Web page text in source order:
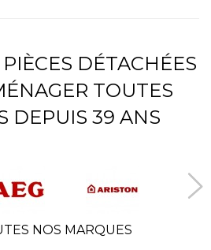
DÉTACHÉES
TOUTES
DEPUIS 39 ANS
NOS MARQUES